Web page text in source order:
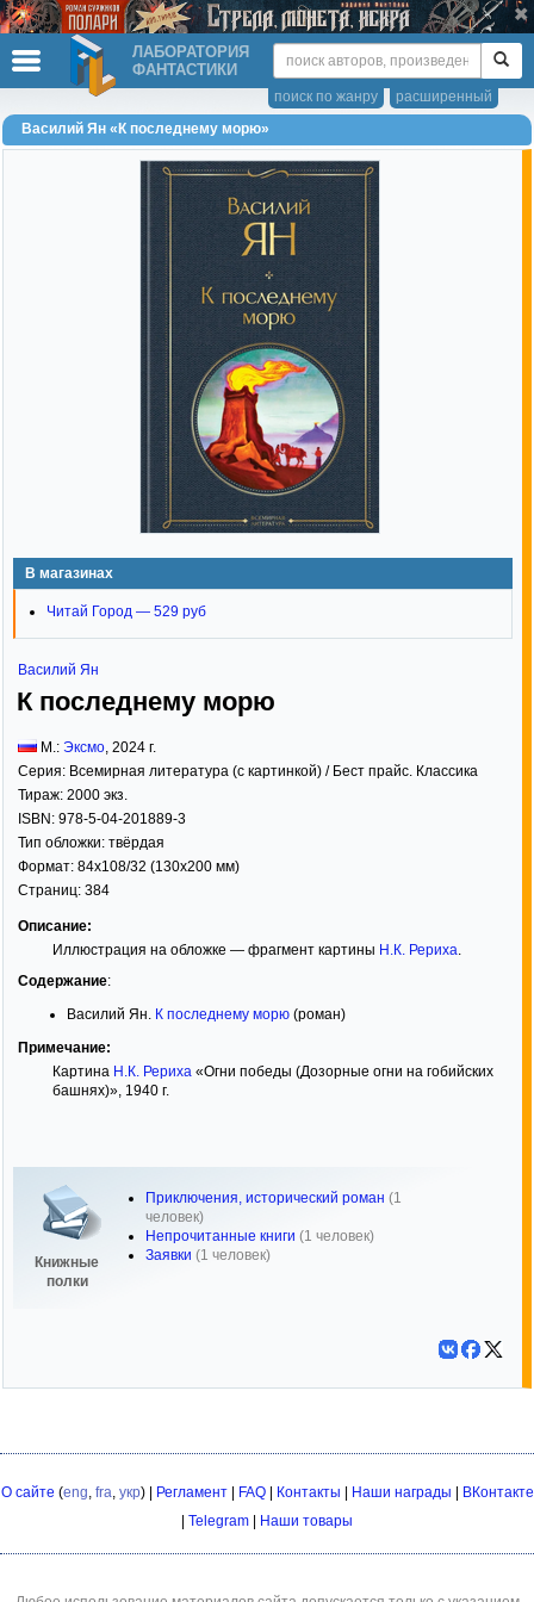
ЛАБОРАТОРИЯ
ФАНТАСТИКИ
расширенный
поиск по жанру
Василий Ян «К последнему морю»
В магазинах
Читай Город — 529 руб
Василий Ян
К последнему морю
М.: Эксмо 2024 г.
Серия: Всемирная литература (с картинкой) / Бест прайс. Классика
Тираж: 2000 экз.
ISBN: 978-5-04-201889-3
Тип обложки: твёрдая
Формат: 84x108/32 (130x200 мм)
Страниц: 384
Описание:
Иллюстрация на обложке — фрагмент картины Н.К. Рериха
Содержание:
Василий Ян. К последнему морю (роман)
Примечание:
Картина Н.К. Рериха «Огни победы (Дозорные огни на гобийских
башнях)», 1940 г.
Книжные
полки
Приключения, исторический роман (1
человек)
Непрочитанные книги (1 человек)
Заявки (1 человек)
О сайте (eng, fra, укр) | Регламент| FAQ| Контакты Наши награды
ВКонтакте
Telegram Наши товары